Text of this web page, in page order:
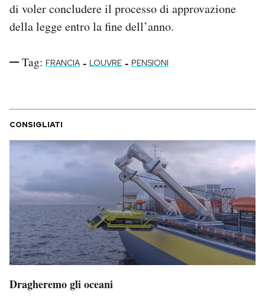
di voler concludere il processo di approvazione
della legge entro la fine dell’anno.
Tag: FRANCIA - LOUVRE - PENSIONI
CONSIGLIATI
Dragheremo gli oceani